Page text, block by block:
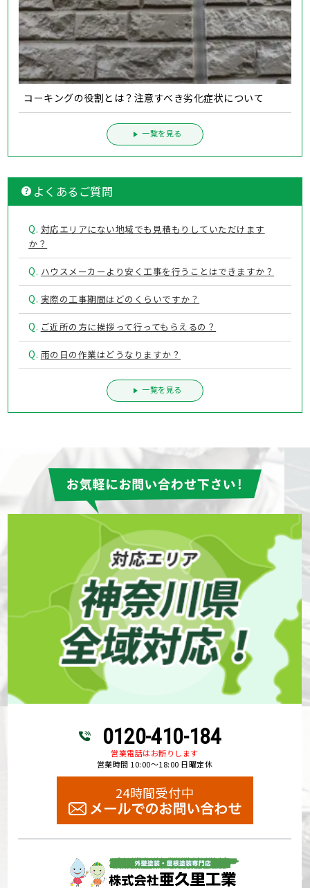
コーキングの役割とは？注意すべき劣化症状について
一覧を見る
よくあるご質問
Q. 対応エリアにない地域でも見積もりしていただけます
か？
Q. ハウスメーカーより安く工事を行うことはできますか？
Q. 実際の工事期間はどのくらいですか？
Q. ご近所の方に挨拶って行ってもらえるの？
Q. 雨の日の作業はどうなりますか？
一覧を見る
0120-410-184
営業電話はお断りします
営業時間 10:00～18:00 日曜定休
24時間受付中